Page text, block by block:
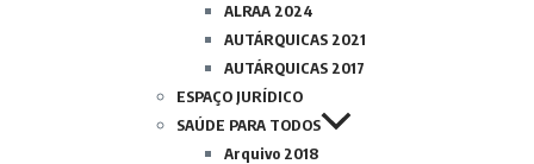
ALRAA 2024
AUTÁRQUICAS 2021
AUTÁRQUICAS 2017
ESPAÇO JURÍDICO
SAÚDE PARA TODOS
Arquivo 2018